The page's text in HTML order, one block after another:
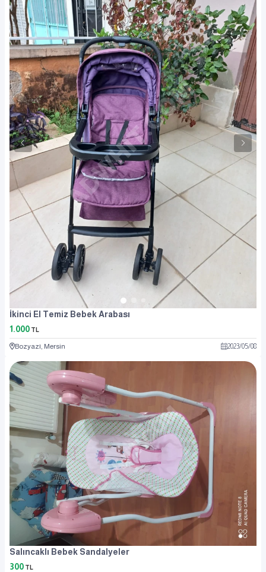
İkinci El Temiz Bebek Arabası
1.000 TL
Bozyazı, Mersin 2023/05/08
Salıncaklı Bebek Sandalyeler
300 TL